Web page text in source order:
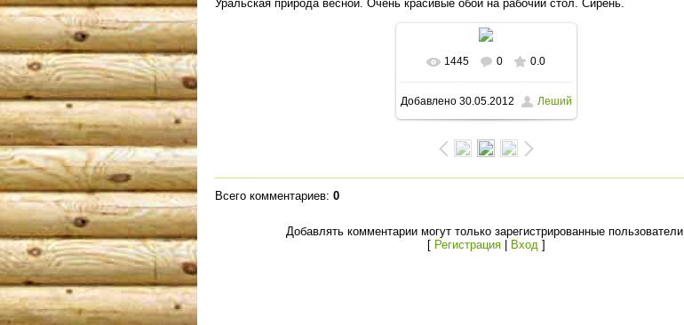
Уральская природа весной. Очень красивые обои на рабочий стол. Сирень.
В реальном размере
1600x1200/ 167.3Kb
1445 0 0.0
Добавлено30.05.2012 Леший
Всего комментариев: 0
Добавлять комментарии могут только зарегистрированные пользователи.
[ Регистрация| Вход ]